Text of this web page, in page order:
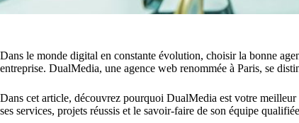
Dans le monde digital en constante évolution, choisir la bonne
entreprise. DualMedia, une agence web renommée à Paris, se
Dans cet article, découvrez pourquoi DualMedia est votre
ses services, projets réussis et le savoir-faire de son équipe